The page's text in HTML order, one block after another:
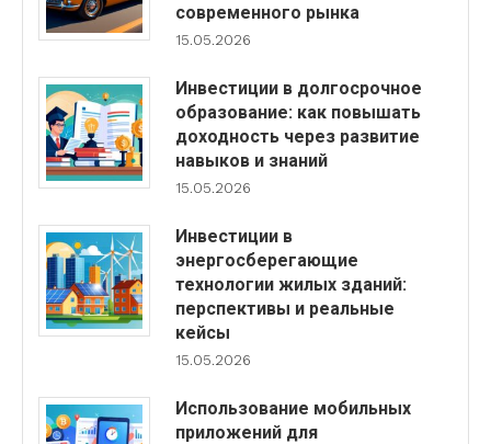
современного рынка
15.05.2026
Инвестиции в долгосрочное
образование: как повышать
доходность через развитие
навыков и знаний
15.05.2026
Инвестиции в
энергосберегающие
технологии жилых зданий:
перспективы и реальные
кейсы
15.05.2026
Использование мобильных
приложений для